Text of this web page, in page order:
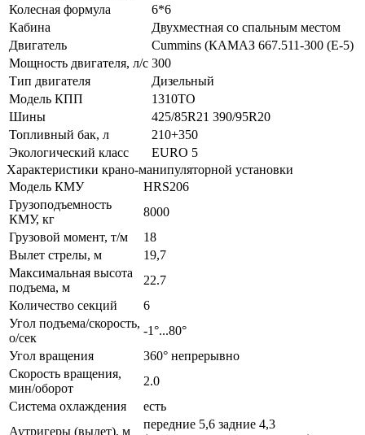
Колесная формула
6*6
Кабина
Двухместная со спальным местом
Двигатель
Cummins (КАМАЗ 667.511-300 (Е-5)
Мощность двигателя, л/с 300
Тип двигателя
Дизельный
Модель КПП
1310TO
Шины
425/85R21 390/95R20
Топливный бак, л
210+350
Экологический класс
EURO 5
Характеристики крано-манипуляторной установки
Модель КМУ
HRS206
Грузоподъемность
КМУ, кг
8000
Грузовой момент, т/м
18
Вылет стрелы, м
19,7
Максимальная высота
подъема, м
22.7
Количество секций
6
Угол подъема/скорость,
о/сек
-1°...80°
Угол вращения
360° непрерывно
Скорость вращения,
мин/оборот
2.0
Система охлаждения
есть
Аутригеры (вылет), м
передние 5,6 задние 4,3